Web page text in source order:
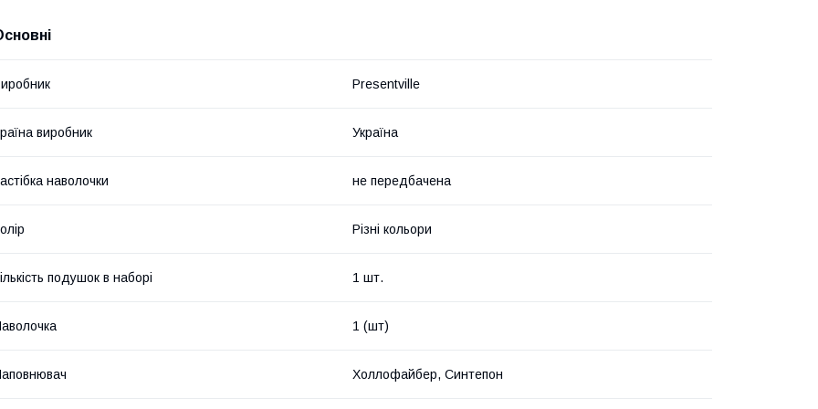
Presentville
виробник Україна
наволочки не передбачена
Різні кольори
подушок в наборі 1 шт.
1 (шт)
Холлофайбер, Синтепон